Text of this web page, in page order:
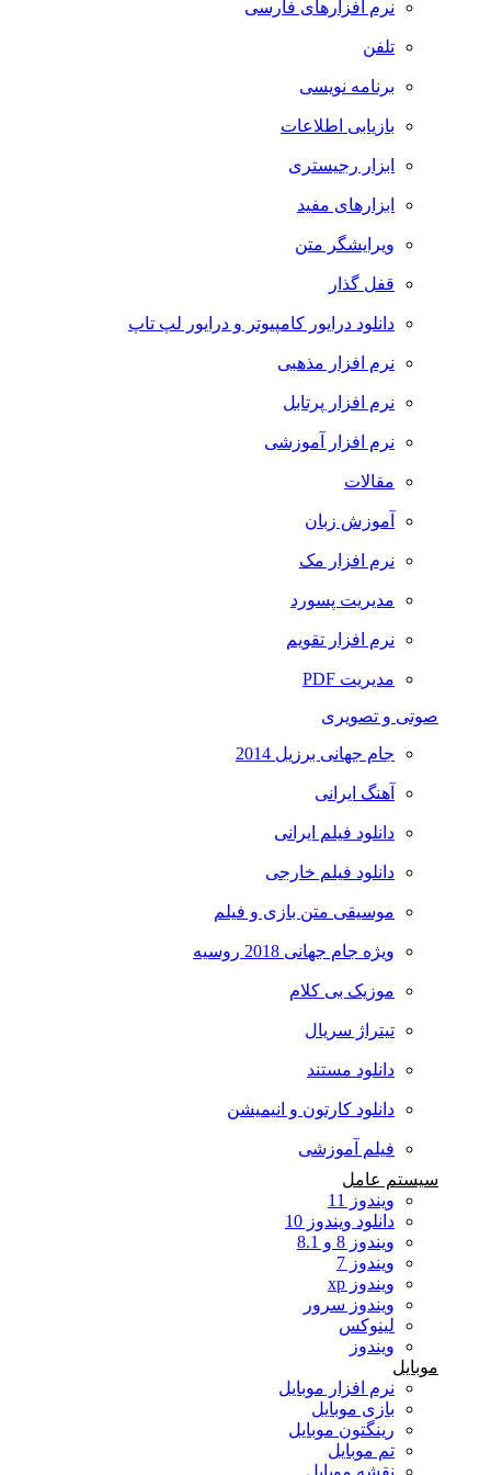
نرم افزارهای فارسی
تلفن
برنامه نویسی
بازیابی اطلاعات
ابزار رجیستری
ابزارهای مفید
ویرایشگر متن
قفل گذار
دانلود درایور کامپیوتر و درایور لپ تاپ
نرم افزار مذهبی
نرم افزار پرتابل
نرم افزار آموزشی
مقالات
آموزش زبان
نرم افزار مک
مدیریت پسورد
نرم افزار تقویم
مدیریت PDF
صوتی و تصویری
جام جهانی برزیل 2014
آهنگ ایرانی
دانلود فیلم ایرانی
دانلود فیلم خارجی
موسیقی متن بازی و فیلم
ویژه جام جهانی 2018 روسیه
موزیک بی کلام
تیتراژ سریال
دانلود مستند
دانلود کارتون و انیمیشن
فیلم آموزشی
سیستم عامل
ویندوز 11
دانلود ویندوز 10
ویندوز 8 و 8.1
ویندوز 7
ویندوز xp
ویندوز سرور
لینوکس
ویندوز
موبایل
نرم افزار موبایل
بازی موبایل
رینگتون موبایل
تم موبایل
نقشه موبایل